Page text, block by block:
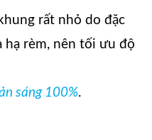
rất nhỏ do đặc
hạ rèm, nên tối ưu độ
sáng 100%.